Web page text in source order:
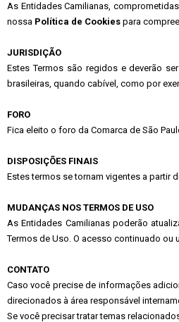
As Entidades Camilianas,
nossa Política de Cookies para
JURISDIÇÃO
Estes Termos são regidos e deverão
brasileiras, quando cabível, como por
FORO
Fica eleito o foro da Comarca de São
DISPOSIÇÕES FINAIS
Estes termos se tornam vigentes a partir
MUDANÇAS NOS TERMOS DE USO
As Entidades Camilianas poderão
Termos de Uso. O acesso continuado
CONTATO
Caso você precise de informações
direcionados à área responsável
Se você precisar tratar temas